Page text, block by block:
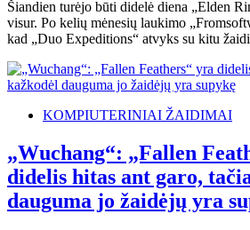
Šiandien turėjo būti didelė diena „Elden
visur. Po kelių mėnesių laukimo
kad „Duo Expeditions“ atvyks su kitu
KOMPIUTERINIAI ŽAIDIMAI
„Wuchang“: „Fallen
didelis hitas ant garo,
dauguma jo žaidėjų yra